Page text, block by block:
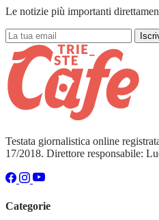
Le notizie più importanti
Testata giornalistica online
17/2018. Direttore responsabile:
Categorie